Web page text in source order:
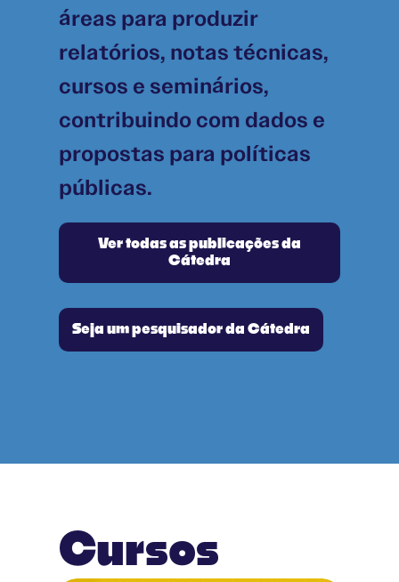
áreas para produzir
relatórios, notas técnicas,
cursos e seminários,
contribuindo com dados e
propostas para políticas
públicas.
Ver todas as publicações da
Cátedra
Seja um pesquisador da Cátedra
Cursos